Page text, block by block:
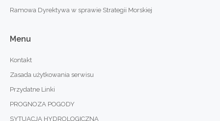
Ramowa Dyrektywa w sprawie Strategii Morskiej
Menu
Kontakt
Zasada użytkowania serwisu
Przydatne Linki
PROGNOZA POGODY
SYTUACJA HYDROLOGICZNA